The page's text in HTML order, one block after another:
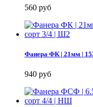
560 руб
Фанера ФК | 21мм |
940 руб